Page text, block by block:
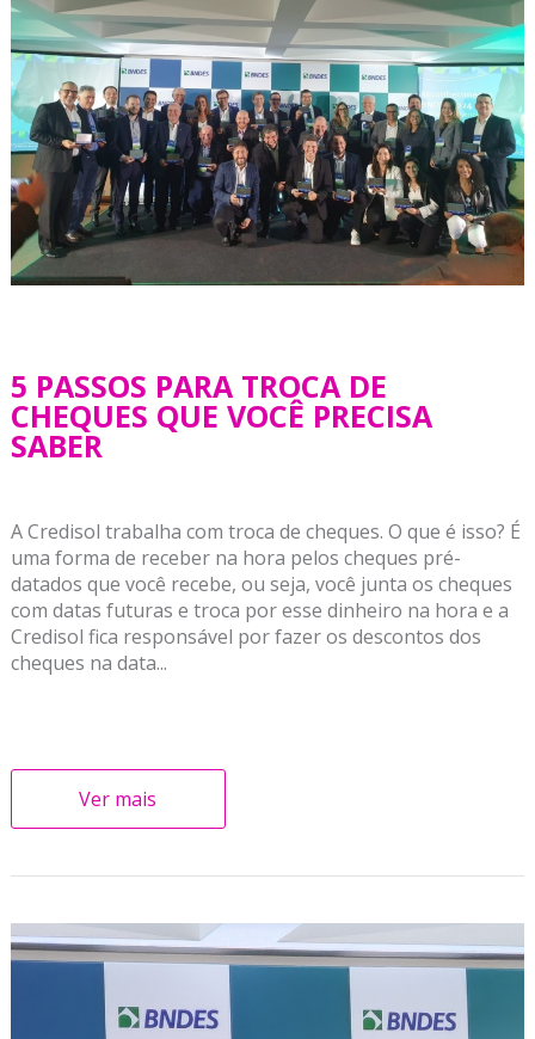
5 PASSOS PARA TROCA DE
CHEQUES QUE VOCÊ PRECISA
SABER
A Credisol trabalha com troca de cheques. O que é isso? É
uma forma de receber na hora pelos cheques pré-
datados que você recebe, ou seja, você junta os cheques
com datas futuras e troca por esse dinheiro na hora e a
Credisol fica responsável por fazer os descontos dos
cheques na data...
Ver mais